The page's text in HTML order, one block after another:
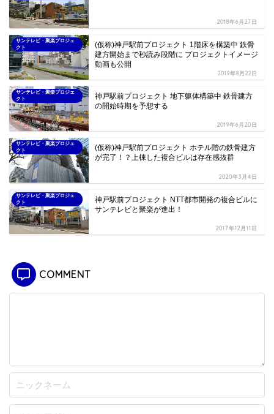
2018年6月27日
サンテレビ・聚楽プロジェ
クト
(仮称)神戸駅前プロジェクト 1階床を構築中 鉄骨
建方開始まで秒読み段階に プロジェクトイメージ
動画も公開
2019年8月22日
サンテレビ・聚楽プロジェ
クト
神戸駅前プロジェクト 地下躯体構築中 鉄骨建方
の開始時期を予想する
2019年6月20日
サンテレビ・聚楽プロジェ
クト
(仮称)神戸駅前プロジェクト ホテル階の鉄骨建方
が完了！？上棟した複合ビルは存在感抜群
2020年3月4日
サンテレビ・聚楽プロジェ
クト
神戸駅前プロジェクト NTT都市開発の複合ビルに
サンテレビと聚楽が進出！
2017年12月11日
COMMENT